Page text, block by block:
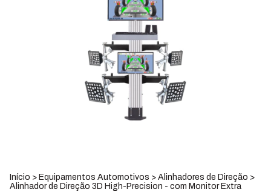
Início > Equipamentos Automotivos > Alinhadores de Direção >
Alinhador de Direção 3D High-Precision - com Monitor Extra